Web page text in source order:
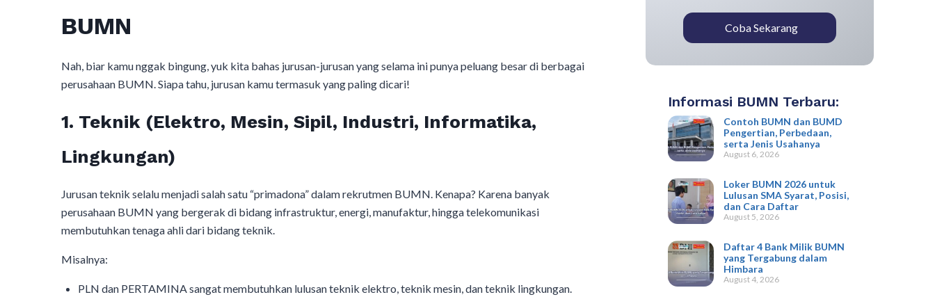
BUMN
Nah, biar kamu nggak bingung, yuk kita bahas jurusan-jurusan yang selama ini punya peluang besar di berbagai
perusahaan BUMN. Siapa tahu, jurusan kamu termasuk yang paling dicari!
1. Teknik (Elektro, Mesin, Sipil, Industri, Informatika,
Lingkungan)
Jurusan teknik selalu menjadi salah satu “primadona” dalam rekrutmen BUMN. Kenapa? Karena banyak
perusahaan BUMN yang bergerak di bidang infrastruktur, energi, manufaktur, hingga telekomunikasi
membutuhkan tenaga ahli dari bidang teknik.
Misalnya:
PLN dan PERTAMINA sangat membutuhkan lulusan teknik elektro, teknik mesin, dan teknik lingkungan.
Coba Sekarang
Informasi BUMN Terbaru:
Contoh BUMN dan BUMD
Pengertian, Perbedaan,
serta Jenis Usahanya
August 6, 2026
Loker BUMN 2026 untuk
Lulusan SMA Syarat, Posisi,
dan Cara Daftar
August 5, 2026
Daftar 4 Bank Milik BUMN
yang Tergabung dalam
Himbara
August 4, 2026